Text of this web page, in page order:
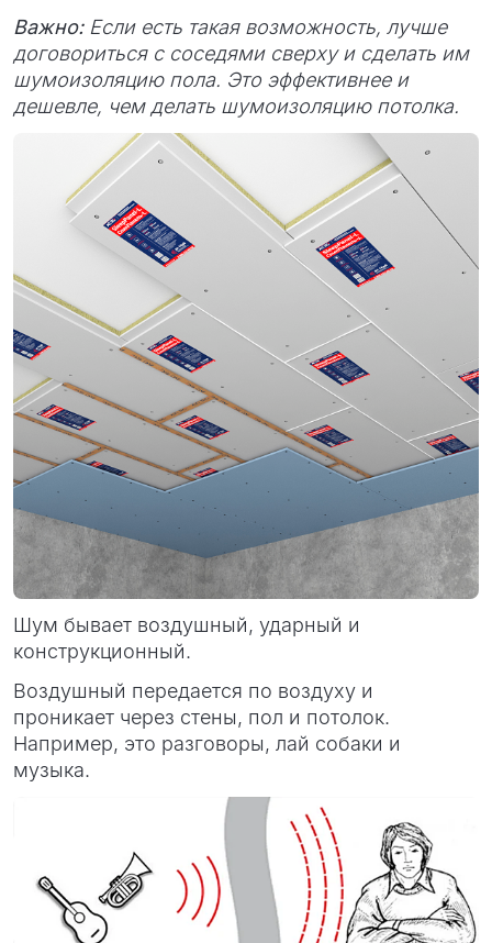
Важно:Если есть такая возможность, лучше
договориться с соседями сверху и сделать им
шумоизоляцию пола. Это эффективнее и
дешевле, чем делать шумоизоляцию потолка.
Шум бывает воздушный, ударный и
конструкционный.
Воздушный передается по воздуху и
проникает через стены, пол и потолок.
Например, это разговоры, лай собаки и
музыка.